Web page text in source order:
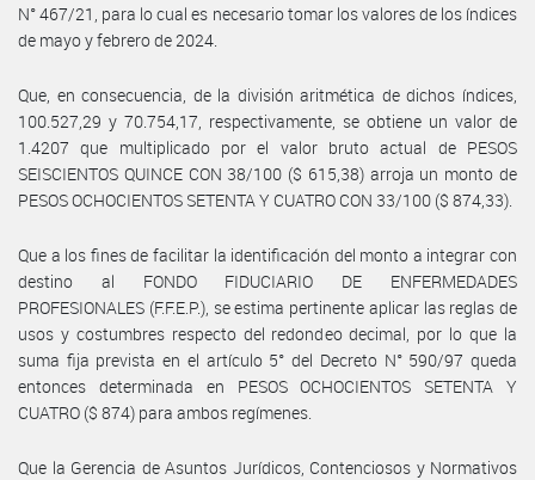
N° 467/21, para lo cual es necesario tomar los valores de los índices
de mayo y febrero de 2024.
Que, en consecuencia, de la división aritmética de dichos índices,
100.527,29 y 70.754,17, respectivamente, se obtiene un valor de
1.4207 que multiplicado por el valor bruto actual de PESOS
SEISCIENTOS QUINCE CON 38/100 ($ 615,38) arroja un monto de
PESOS OCHOCIENTOS SETENTA Y CUATRO CON 33/100 ($ 874,33).
Que a los fines de facilitar la identificación del monto a integrar con
destino al FONDO FIDUCIARIO DE ENFERMEDADES
PROFESIONALES (F.F.E.P.), se estima pertinente aplicar las reglas de
usos y costumbres respecto del redondeo decimal, por lo que la
suma fija prevista en el artículo 5° del Decreto N° 590/97 queda
entonces determinada en PESOS OCHOCIENTOS SETENTA Y
CUATRO ($ 874) para ambos regímenes.
Que la Gerencia de Asuntos Jurídicos, Contenciosos y Normativos